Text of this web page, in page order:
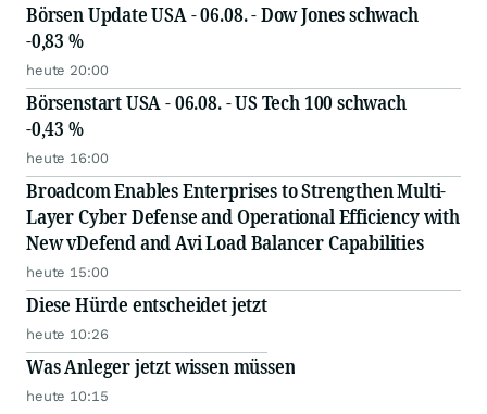
Börsen Update USA - 06.08. - Dow Jones schwach
-0,83 %
heute 20:00
Börsenstart USA - 06.08. - US Tech 100 schwach
-0,43 %
heute 16:00
Broadcom Enables Enterprises to Strengthen Multi-
Layer Cyber Defense and Operational Efficiency with
New vDefend and Avi Load Balancer Capabilities
heute 15:00
Diese Hürde entscheidet jetzt
heute 10:26
Was Anleger jetzt wissen müssen
heute 10:15